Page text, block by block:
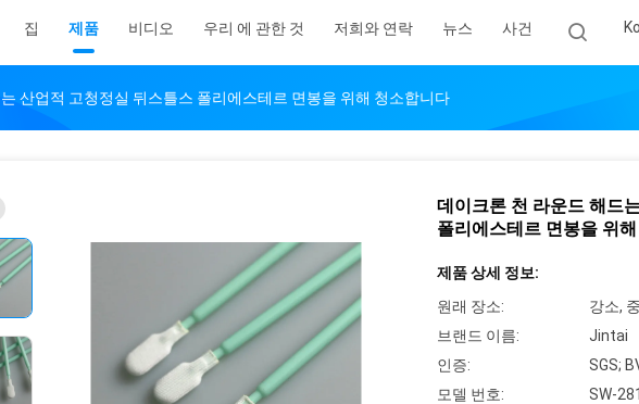
집 제품 비디오 우리 에 관한 것 저희와 연락 뉴스 사건
산업적 고청정실 뒤스틀스 폴리에스테르 면봉을 위해 청소합니다
데이크론 천 라운드 해드
폴리에스테르 면봉을 위
제품 상세 정보:
원래 장소:
강소,
브랜드 이름:
Jintai
인증:
SGS;
모델 번호:
SW-